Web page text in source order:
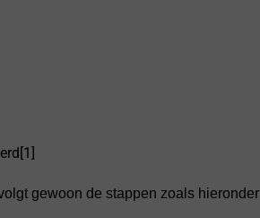
gewoon de stappen zoals hieronder